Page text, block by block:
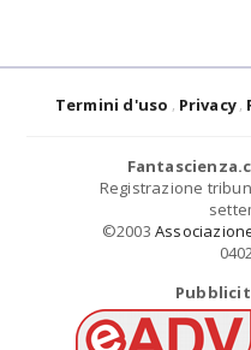
Termini d'uso Privacy
Registrazione
©2003